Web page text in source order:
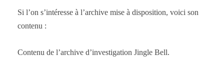
Si l’on s’intéresse à l’archive mise à disposition, voici son
contenu :
Contenu de l’archive d’investigation Jingle Bell.